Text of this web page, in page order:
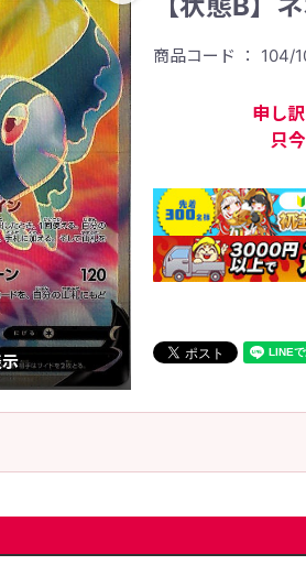
商品コード ： 104/
申し
只